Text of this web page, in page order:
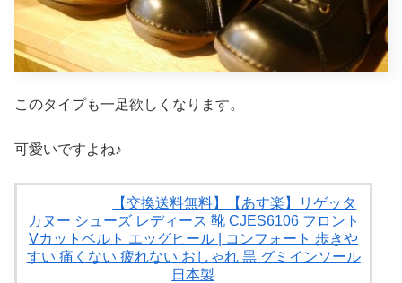
このタイプも一足欲しくなります。
可愛いですよね♪
【交換送料無料】【あす楽】リゲッタ
カヌー シューズ レディース 靴 CJES6106 フロント
Vカットベルト エッグヒール | コンフォート 歩きや
すい 痛くない 疲れない おしゃれ 黒 グミインソール
日本製